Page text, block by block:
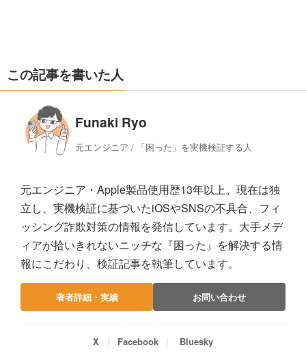
この記事を書いた人
Funaki Ryo
元エンジニア / 「困った」を実機検証する人
元エンジニア・Apple製品使用歴13年以上。現在は独
立し、実機検証に基づいたiOSやSNSの不具合、フィ
ッシング詐欺対策の情報を発信しています。大手メデ
ィアが拾いきれないニッチな『困った』を解決する情
報にこだわり、検証記事を執筆しています。
著者詳細・実績 お問い合わせ
X Facebook Bluesky